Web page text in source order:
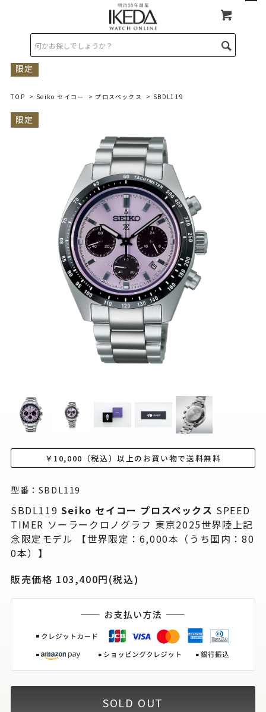
限定
TOP > Seiko セイコー > プロスペックス > SBDL119
限定
￥10,000（税込）以上のお買い物で送料無料
型番：SBDL119
SBDL119 Seiko セイコー プロスペックス SPEED
TIMER ソーラークロノグラフ 東京2025世界陸上記
念限定モデル 【世界限定：6,000本（うち国内：80
0本）】
販売価格 103,400円(税込)
SOLD OUT